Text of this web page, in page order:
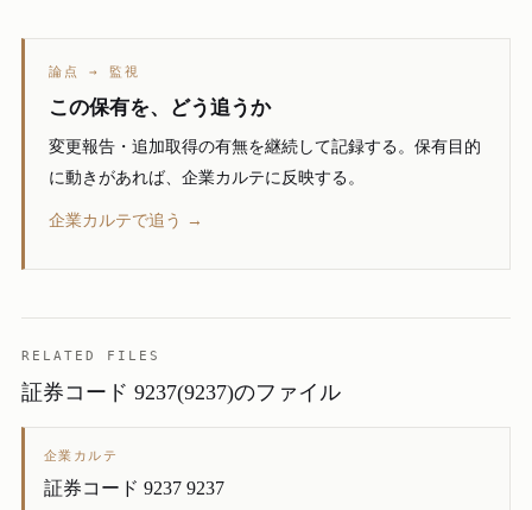
論点 → 監視
この保有を、どう追うか
変更報告・追加取得の有無を継続して記録する。保有目的
に動きがあれば、企業カルテに反映する。
企業カルテで追う →
RELATED FILES
証券コード 9237(9237)のファイル
企業カルテ
証券コード 9237 9237